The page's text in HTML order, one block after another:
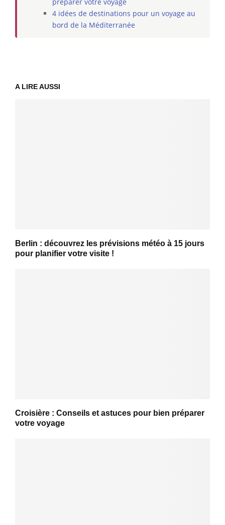
préparer votre voyage
4 idées de destinations pour un voyage au
bord de la Méditerranée
A LIRE AUSSI
Berlin : découvrez les prévisions météo à 15 jours
pour planifier votre visite !
Croisière : Conseils et astuces pour bien préparer
votre voyage